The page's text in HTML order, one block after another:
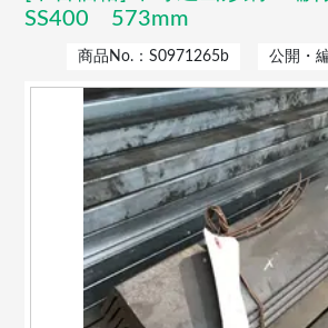
SS400 573mm
商品No.：S0971265b 公開・